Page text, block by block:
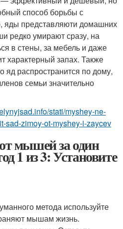
способ борьбы с
яды представляюти домашних
редко умирают сразу, на
в стены, за мебель и даже
характерный запах. Также
яд распространится по дому,
семьи значительно
stati/myshey-ne-
sad-zimoy-ot-myshey-i-zaycev
мышей за один
1 из 3: Установите
метода используйте
мышам жизнь.